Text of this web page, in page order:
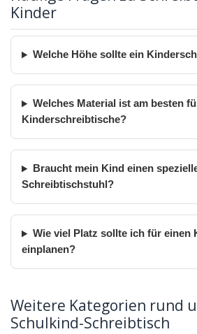
Kinder
Welche Höhe sollte ein
Welches Material ist am besten
Kinderschreibtische?
Braucht mein Kind einen
Schreibtischstuhl?
Wie viel Platz sollte ich für einen
einplanen?
Weitere Kategorien rund
Schulkind-Schreibtisch